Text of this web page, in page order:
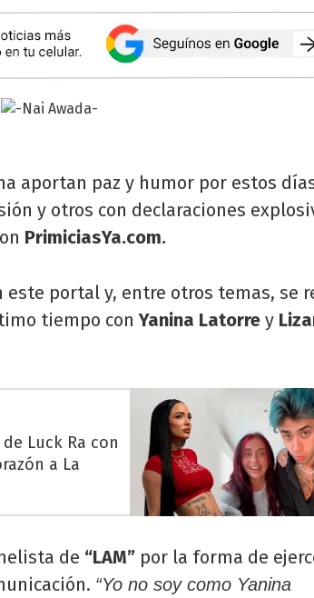
aportan paz y humor por estos
y otros con declaraciones
PrimiciasYa.com.
este portal y, entre otros temas, se
tiempo conYanina Latorre y
Luck Ra con
a La
de “LAM” por la forma de
“Yo no soy como Yanina